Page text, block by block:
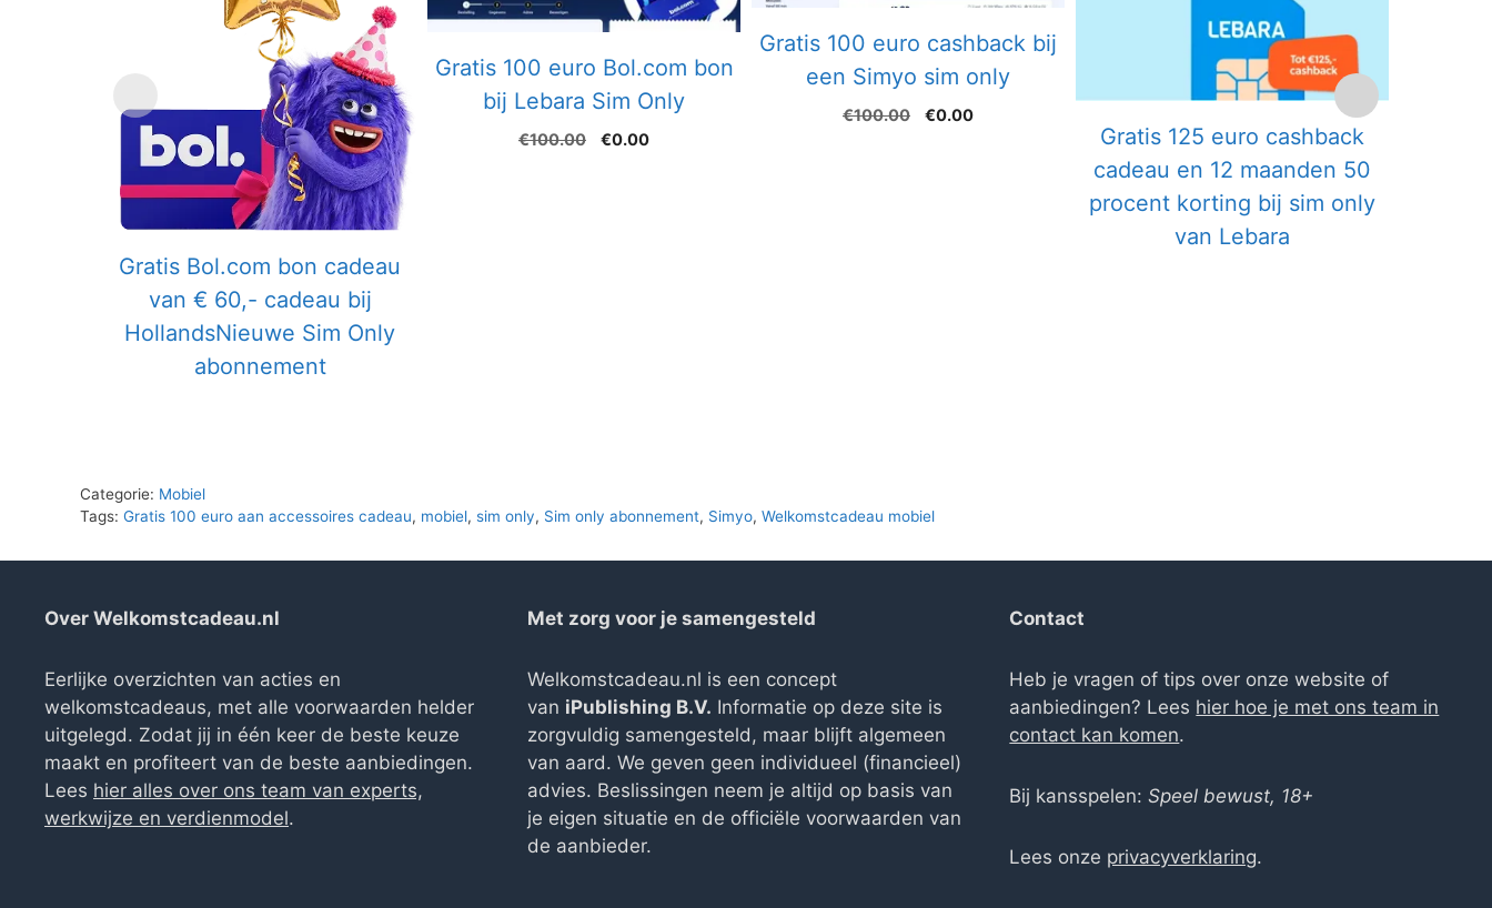
Gratis Bol.com bon cadeau
van € 60,- cadeau bij
HollandsNieuwe Sim Only
abonnement
Gratis 100 euro Bol.com bon
bij Lebara Sim Only
€100.00
Oorspronkelijke
€0.00Huidige
Gratis 100 euro cashback bij
een Simyo sim only
€100.00
Oorspronkelijke
€0.00Huidige
Gratis 125 euro cashback
cadeau en 12 maanden 50
procent korting bij sim only
van Lebara
Categorie: Mobiel
Tags: Gratis 100 euro aan accessoires cadeau, mobiel, sim only, Sim only abonnement, Simyo, Welkomstcadeau mobiel
Over Welkomstcadeau.nl
Eerlijke overzichten van acties en
welkomstcadeaus, met alle voorwaarden helder
uitgelegd. Zodat jij in één keer de beste keuze
maakt en profiteert van de beste aanbiedingen.
Lees hier alles over ons team van experts,
werkwijze en verdienmodel.
Met zorg voor je samengesteld
Welkomstcadeau.nl is een concept
van iPublishing B.V. Informatie op deze site is
zorgvuldig samengesteld, maar blijft algemeen
van aard. We geven geen individueel (financieel)
advies. Beslissingen neem je altijd op basis van
je eigen situatie en de officiële voorwaarden van
de aanbieder.
Contact
Heb je vragen of tips over onze website of
aanbiedingen? Lees hier hoe je met ons team in
contact kan komen.
Bij kansspelen:Speel bewust, 18+
Lees onze privacyverklaring.